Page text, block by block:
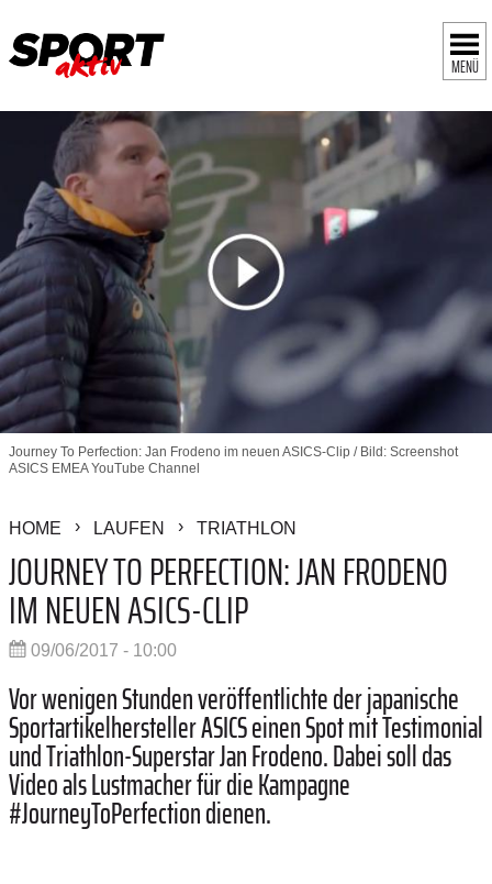
MENÜ
Journey To Perfection: Jan Frodeno im neuen ASICS-Clip / Bild: Screenshot
ASICS EMEA YouTube Channel
HOME LAUFEN TRIATHLON
JOURNEY TO PERFECTION: JAN FRODENO
IM NEUEN ASICS-CLIP
09/06/2017 - 10:00
Vor wenigen Stunden veröffentlichte der japanische
Sportartikelhersteller ASICS einen Spot mit Testimonial
und Triathlon-Superstar Jan Frodeno. Dabei soll das
Video als Lustmacher für die Kampagne
#JourneyToPerfection dienen.